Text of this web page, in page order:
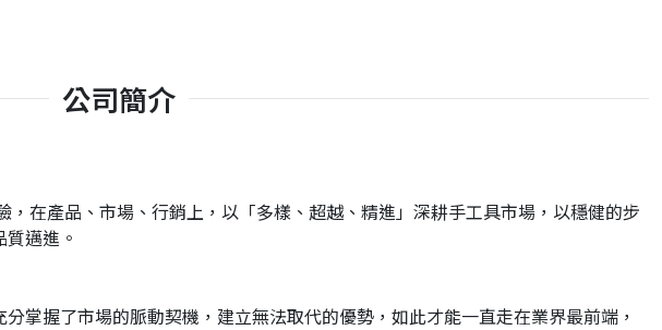
公司簡介
在產品、市場、行銷上，以「多樣、超越、精進」深耕手工具市場，以穩健的步
邁進。
掌握了市場的脈動契機，建立無法取代的優勢，如此才能一直走在業界最前端，